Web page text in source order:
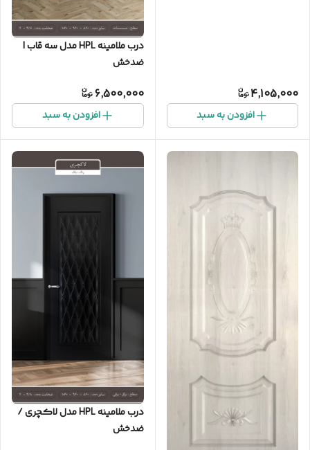
4,105,000
افزودن به سبد
درب ملامینه HPL مدل سه قاب |
ضدخش
6,500,000
افزودن به سبد
درب ملامینه HPL مدل لاکچری /
ضدخش